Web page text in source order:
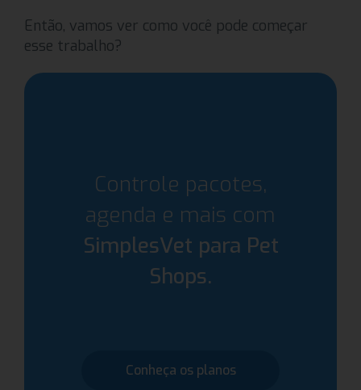
Então, vamos ver como você pode começar
esse trabalho?
Controle pacotes,
agenda e mais com
SimplesVet para Pet
Shops.
Conheça os planos